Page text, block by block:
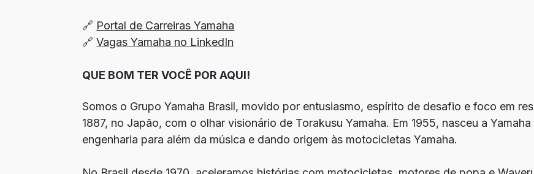
🔗 Portal de Carreiras Yamaha
🔗Vagas Yamaha no LinkedIn
QUE BOM TER VOCÊ POR AQUI!
Somos o Grupo Yamaha Brasil, movido por entusiasmo, espírito de desafio e foco em
1887, no Japão, com o olhar visionário de Torakusu Yamaha. Em 1955, nasceu a
engenharia para além da música e dando origem às motocicletas Yamaha.